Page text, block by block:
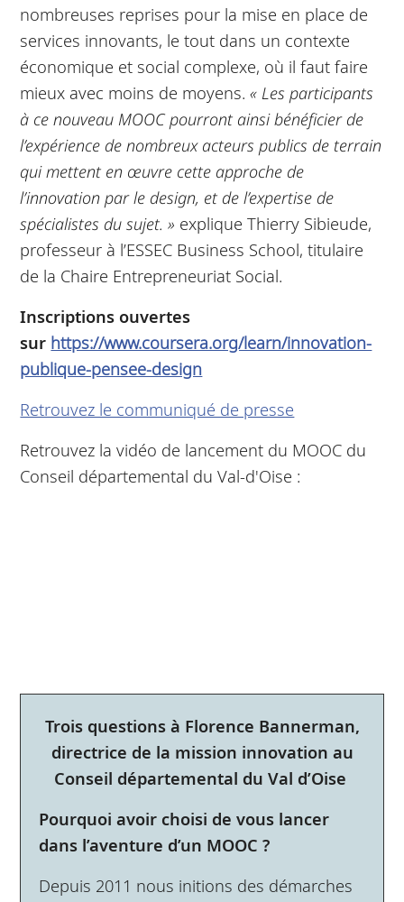
nombreuses reprises pour la mise en place de
services innovants, le tout dans un contexte
économique et social complexe, où il faut faire
mieux avec moins de moyens.« Les participants
à ce nouveau MOOC pourront ainsi bénéficier de
l’expérience de nombreux acteurs publics de terrain
qui mettent en œuvre cette approche de
l’innovation par le design, et de l’expertise de
spécialistes du sujet. » explique Thierry Sibieude,
professeur à l’ESSEC Business School, titulaire
de la Chaire Entrepreneuriat Social.
Inscriptions ouvertes
sur https://www.coursera.org/learn/innovation-
publique-pensee-design
Retrouvez le communiqué de presse
Retrouvez la vidéo de lancement du MOOC du
Conseil départemental du Val-d'Oise :
Trois questions à Florence Bannerman,
directrice de la mission innovation au
Conseil départemental du Val d’Oise
Pourquoi avoir choisi de vous lancer
dans l’aventure d’un MOOC ?
Depuis 2011 nous initions des démarches